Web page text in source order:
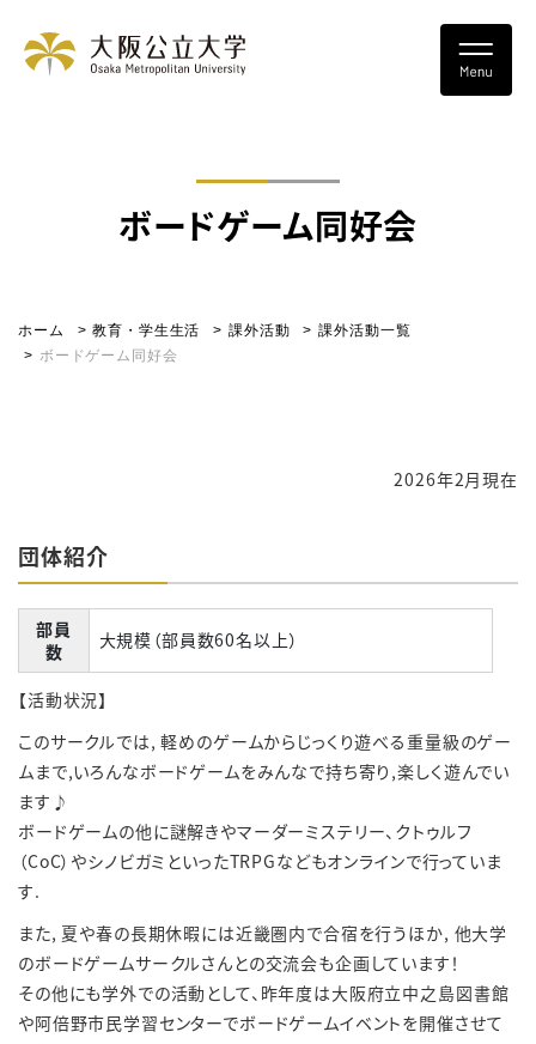
ボードゲーム同好会
ホーム 教育・学生生活 課外活動
課外活動一覧
ボードゲーム同好会
2026年2月現在
団体紹介
部員
数
大規模（部員数60名以上）
【活動状況】
このサークルでは, 軽めのゲームからじっくり遊べる重量級のゲー
ムまで,いろんなボードゲームをみんなで持ち寄り,楽しく遊んでい
ます♪
ボードゲームの他に謎解きやマーダーミステリー、クトゥルフ
（CoC）やシノビガミといったTRPGなどもオンラインで行っていま
す.
また, 夏や春の長期休暇には近畿圏内で合宿を行うほか, 他大学
のボードゲームサークルさんとの交流会も企画しています！
その他にも学外での活動として、昨年度は大阪府立中之島図書館
や阿倍野市民学習センターでボードゲームイベントを開催させて